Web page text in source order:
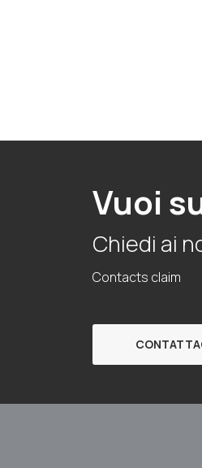
Vuoi
Chiedi ai
Contacts claim